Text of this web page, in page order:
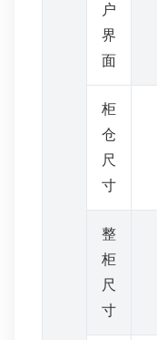
户
界
面
柜
仓
尺
寸
整
柜
尺
寸